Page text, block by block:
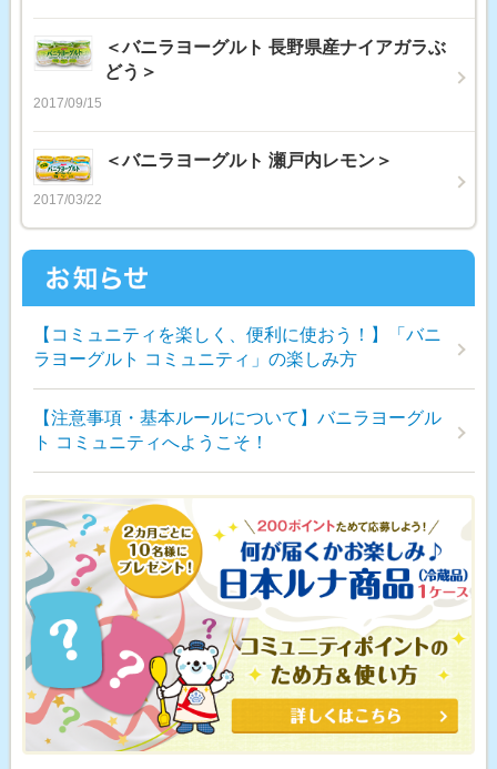
＜バニラヨーグルト 長野県産ナイアガラぶ
どう＞
2017/09/15
＜バニラヨーグルト 瀬戸内レモン＞
2017/03/22
【コミュニティを楽しく、便利に使おう！】「バニ
ラヨーグルト コミュニティ」の楽しみ方
【注意事項・基本ルールについて】バニラヨーグル
ト コミュニティへようこそ！